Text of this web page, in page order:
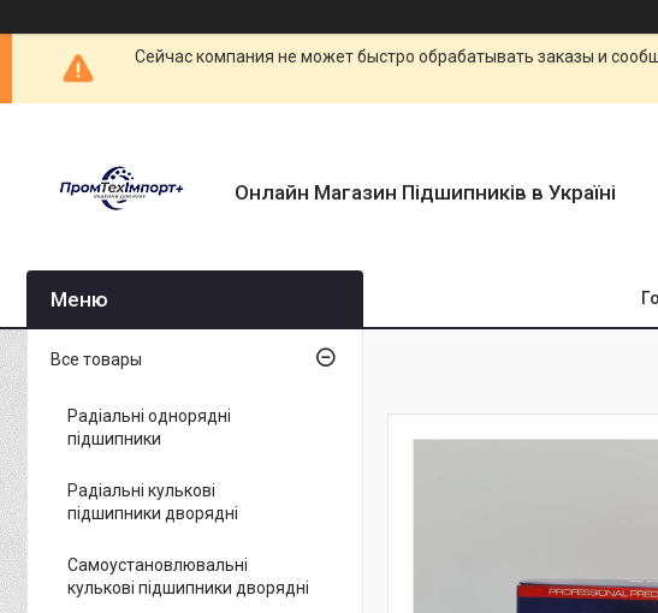
Сейчас компания не может быстро обрабатывать заказы и
Онлайн Магазин Підшипників в Україні
Все товары
Радіальні однорядні
підшипники
Радіальні кулькові
підшипники дворядні
Самоустановлювальні
кулькові підшипники дворядні